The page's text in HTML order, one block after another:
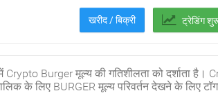
खरीद / बिक्री ट्रेडिंग
Crypto Burger मूल्य की गतिशीलता को दर्शाता है।
के लिए BURGER मूल्य परिवर्तन देखने के लिए